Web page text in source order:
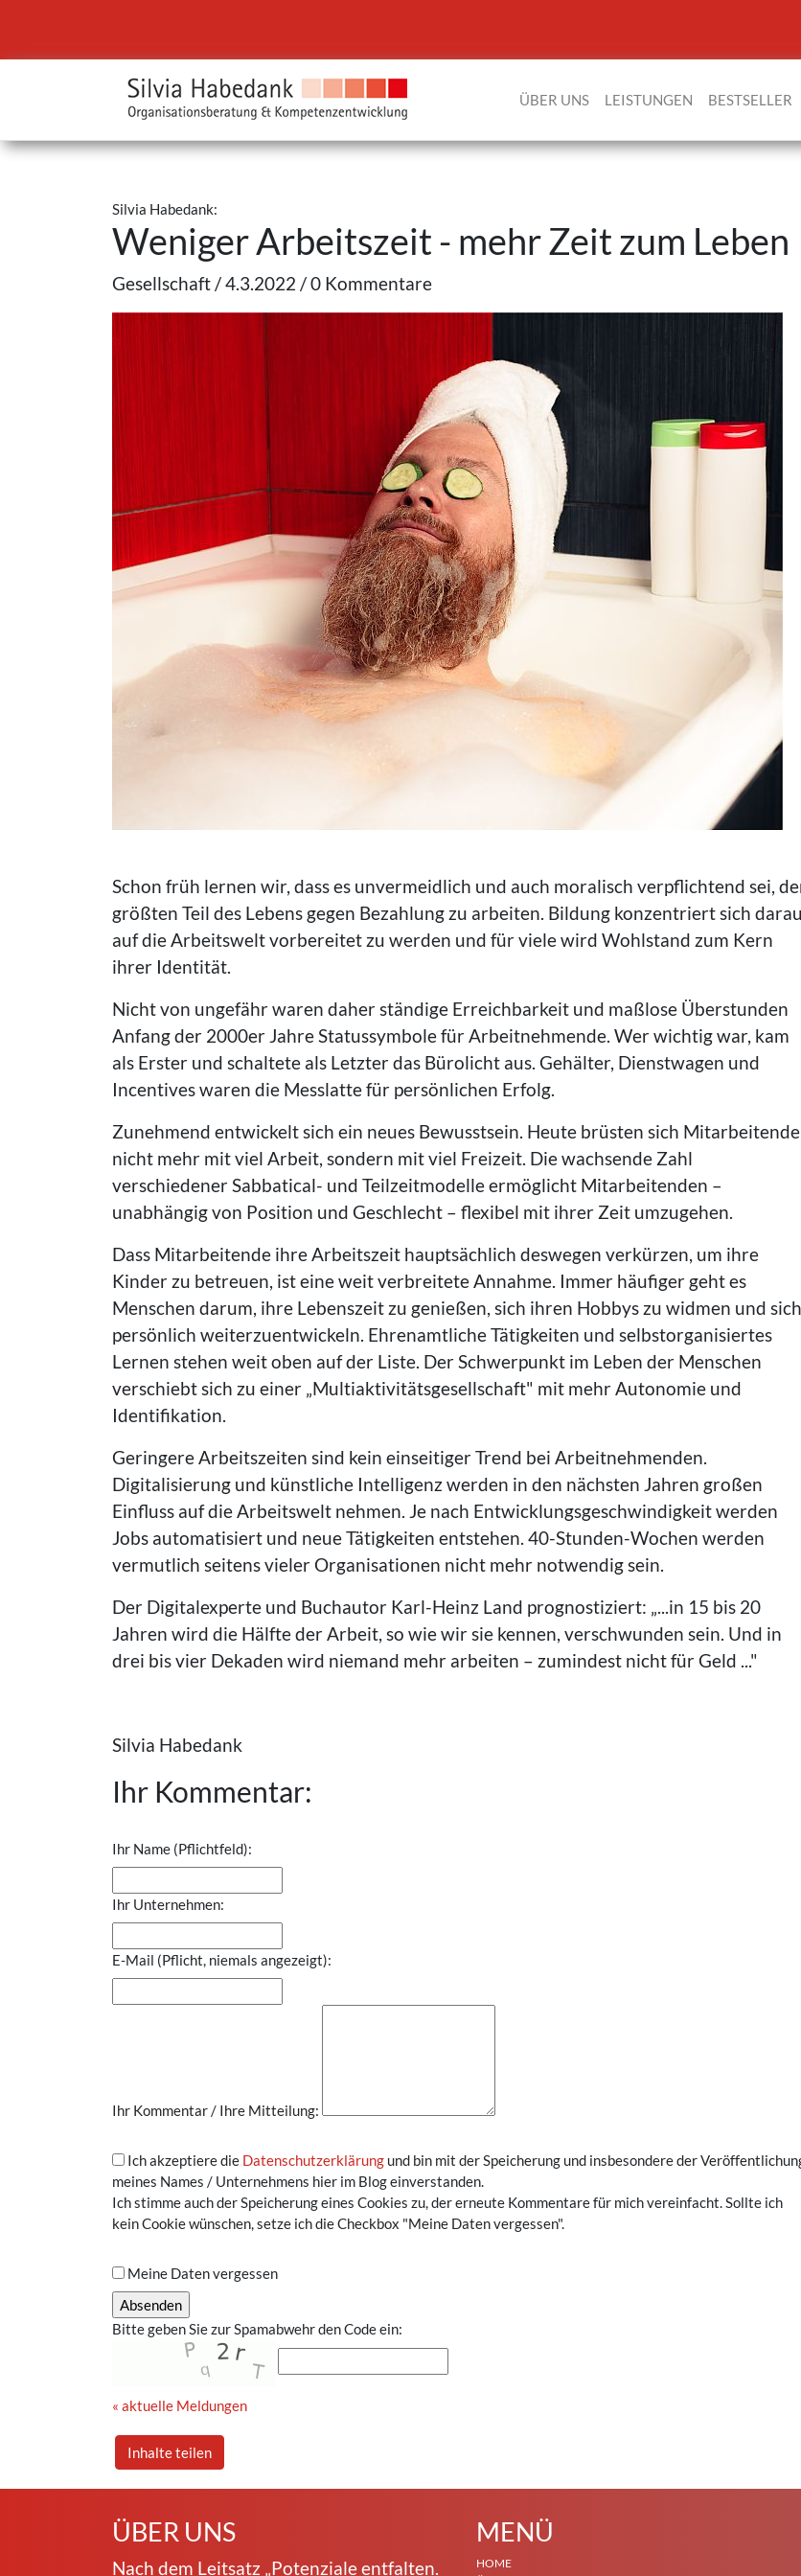
ÜBER UNS LEISTUNGEN BESTSELLER
Silvia Habedank:
Weniger Arbeitszeit - mehr Zeit zum Leben
Gesellschaft / 4.3.2022 / 0 Kommentare
Schon früh lernen wir, dass es unvermeidlich und auch moralisch verpflichtend sei,
größten Teil des Lebens gegen Bezahlung zu arbeiten. Bildung konzentriert sich
auf die Arbeitswelt vorbereitet zu werden und für viele wird Wohlstand zum Kern
ihrer Identität.
Nicht von ungefähr waren daher ständige Erreichbarkeit und maßlose Überstunden
Anfang der 2000er Jahre Statussymbole für Arbeitnehmende. Wer wichtig war, kam
als Erster und schaltete als Letzter das Bürolicht aus. Gehälter, Dienstwagen und
Incentives waren die Messlatte für persönlichen Erfolg.
Zunehmend entwickelt sich ein neues Bewusstsein. Heute brüsten sich Mitarbeitende
nicht mehr mit viel Arbeit, sondern mit viel Freizeit. Die wachsende Zahl
verschiedener Sabbatical- und Teilzeitmodelle ermöglicht Mitarbeitenden –
unabhängig von Position und Geschlecht – flexibel mit ihrer Zeit umzugehen.
Dass Mitarbeitende ihre Arbeitszeit hauptsächlich deswegen verkürzen, um ihre
Kinder zu betreuen, ist eine weit verbreitete Annahme. Immer häufiger geht es
Menschen darum, ihre Lebenszeit zu genießen, sich ihren Hobbys zu widmen und sich
persönlich weiterzuentwickeln. Ehrenamtliche Tätigkeiten und selbstorganisiertes
Lernen stehen weit oben auf der Liste. Der Schwerpunkt im Leben der Menschen
verschiebt sich zu einer „Multiaktivitätsgesellschaft" mit mehr Autonomie und
Identifikation.
Geringere Arbeitszeiten sind kein einseitiger Trend bei Arbeitnehmenden.
Digitalisierung und künstliche Intelligenz werden in den nächsten Jahren großen
Einfluss auf die Arbeitswelt nehmen. Je nach Entwicklungsgeschwindigkeit werden
Jobs automatisiert und neue Tätigkeiten entstehen. 40-Stunden-Wochen werden
vermutlich seitens vieler Organisationen nicht mehr notwendig sein.
Der Digitalexperte und Buchautor Karl-Heinz Land prognostiziert: „...in 15 bis 20
Jahren wird die Hälfte der Arbeit, so wie wir sie kennen, verschwunden sein. Und in
drei bis vier Dekaden wird niemand mehr arbeiten – zumindest nicht für Geld ..."
Silvia Habedank
Ihr Kommentar:
Ihr Name (Pflichtfeld):
Ihr Unternehmen:
E-Mail (Pflicht, niemals angezeigt):
Ihr Kommentar / Ihre Mitteilung:
Ich akzeptiere die Datenschutzerklärung und bin mit der Speicherung und insbesondere der
meines Names / Unternehmens hier im Blog einverstanden.
Ich stimme auch der Speicherung eines Cookies zu, der erneute Kommentare für mich vereinfacht. Sollte ich
kein Cookie wünschen, setze ich die Checkbox "Meine Daten vergessen".
Meine Daten vergessen
Bitte geben Sie zur Spamabwehr den Code ein:
« aktuelle Meldungen
Inhalte teilen
ÜBER UNS
Nach dem Leitsatz „Potenziale entfalten.
MENÜ
HOME